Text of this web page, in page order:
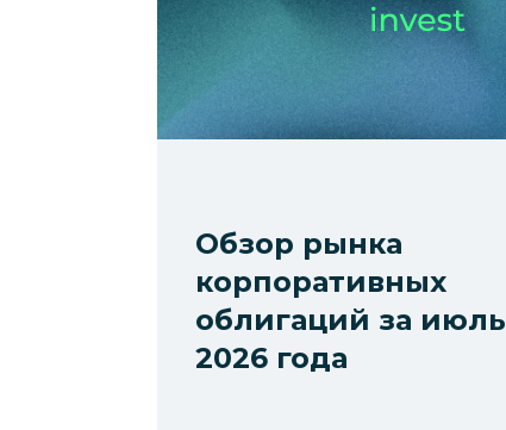
Обзор рынка
корпоративных
облигаций за июль
2026 года